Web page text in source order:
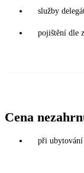
služby
pojištění dle
Cena
při ubytování